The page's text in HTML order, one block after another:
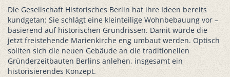
Die Gesellschaft Historisches Berlin hat ihre Ideen bereits
kundgetan: Sie schlägt eine kleinteilige Wohnbebauung vor –
basierend auf historischen Grundrissen. Damit würde die
jetzt freistehende Marienkirche eng umbaut werden. Optisch
sollten sich die neuen Gebäude an die traditionellen
Gründerzeitbauten Berlins anlehen, insgesamt ein
historisierendes Konzept.